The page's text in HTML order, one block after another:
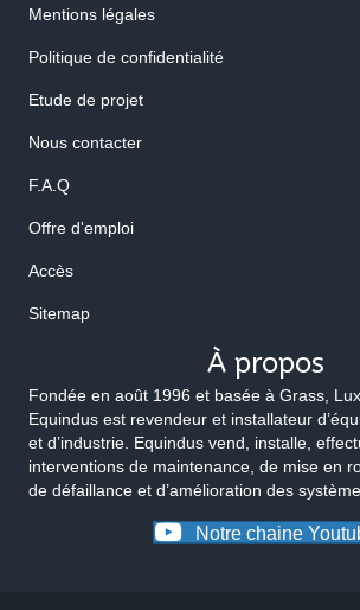
Mentions légales
Politique de confidentialité
Etude de projet
Nous contacter
F.A.Q
Offre d'emploi
Accès
Sitemap
À propos
Fondée en août 1996 et basée à Grass,
Equindus est revendeur et installateur
et d’industrie. Equindus vend, installe,
interventions de maintenance, de mise en
de défaillance et d’amélioration des
Notre chaine